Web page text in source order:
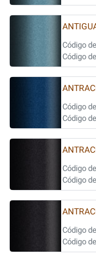
Código
Código
Código
Código
Código
Código
Código
Código